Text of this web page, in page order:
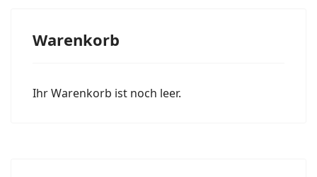
Warenkorb
Ihr Warenkorb ist noch leer.